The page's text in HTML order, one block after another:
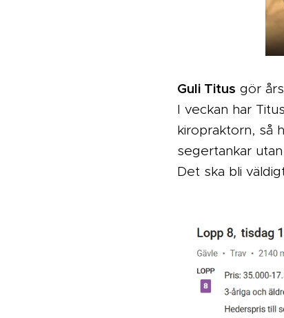
Guli Titus gör
I veckan har
kiropraktorn, så
segertankar
Det ska bli